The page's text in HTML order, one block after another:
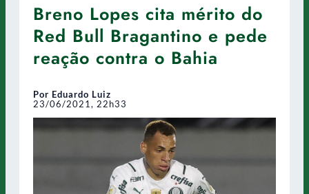
Breno Lopes cita mérito do
Red Bull Bragantino e pede
reação contra o Bahia
Por Eduardo Luiz
23/06/2021, 22h33